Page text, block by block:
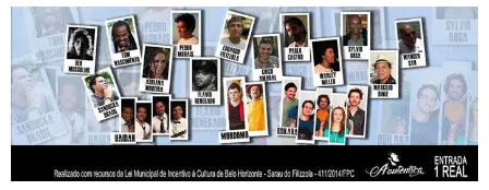
Designer mineira lança jogo educativo sobre coleta seletiva na maior feira de jogos de tabuleiro da América Latina
Proibida anuncia retorno da Puro Malte Extra e consolida trajetória de democratização cervejeira no Brasil